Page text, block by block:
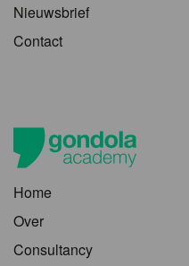
Nieuwsbrief
Contact
Home
Over
Consultancy